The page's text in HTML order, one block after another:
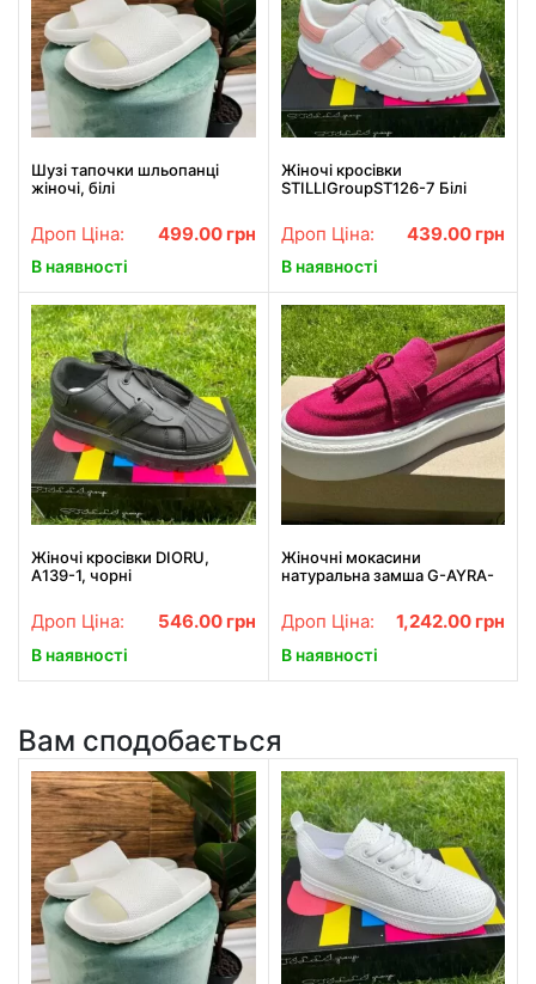
Шузі тапочки шльопанці
жіночі, білі
Дроп Ціна: 499.00 грн
В наявності
Жіночі кросівки
STILLIGroupST126-7 Білі
Дроп Ціна: 439.00 грн
В наявності
Жіночі кросівки DIORU,
A139-1, чорні
Дроп Ціна: 546.00 грн
В наявності
Жіночні мокасини
натуральна замша G-AYRA-
Дроп Ціна: 1,242.00 грн
В наявності
Вам сподобається